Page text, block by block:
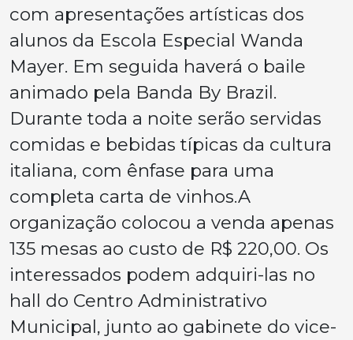
com apresentações artísticas dos
alunos da Escola Especial Wanda
Mayer. Em seguida haverá o baile
animado pela Banda By Brazil.
Durante toda a noite serão servidas
comidas e bebidas típicas da cultura
italiana, com ênfase para uma
completa carta de vinhos.A
organização colocou a venda apenas
135 mesas ao custo de R$ 220,00. Os
interessados podem adquiri-las no
hall do Centro Administrativo
Municipal, junto ao gabinete do vice-